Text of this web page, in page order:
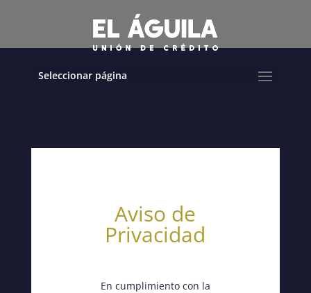
Seleccionar página
Aviso de
Privacidad
En cumplimiento con la